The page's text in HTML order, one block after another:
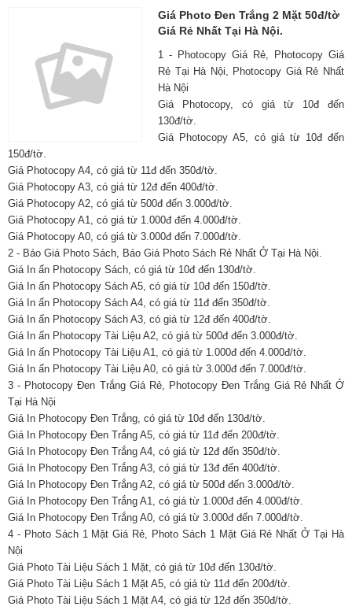
Giá Photo Đen Trắng 2 Mặt 50đ/tờ
Giá Rẻ Nhất Tại Hà Nội.
1 - Photocopy Giá Rẻ, Photocopy Giá
Rẻ Tại Hà Nội, Photocopy Giá Rẻ Nhất
Hà Nội
Giá Photocopy, có giá từ 10đ đến
130đ/tờ.
Giá Photocopy A5, có giá từ 10đ đến
150đ/tờ.
Giá Photocopy A4, có giá từ 11đ đến 350đ/tờ.
Giá Photocopy A3, có giá từ 12đ đến 400đ/tờ.
Giá Photocopy A2, có giá từ 500đ đến 3.000đ/tờ.
Giá Photocopy A1, có giá từ 1.000đ đến 4.000đ/tờ.
Giá Photocopy A0, có giá từ 3.000đ đến 7.000đ/tờ.
2 - Báo Giá Photo Sách, Báo Giá Photo Sách Rẻ Nhất Ở Tại Hà Nội.
Giá In ấn Photocopy Sách, có giá từ 10đ đến 130đ/tờ.
Giá In ấn Photocopy Sách A5, có giá từ 10đ đến 150đ/tờ.
Giá In ấn Photocopy Sách A4, có giá từ 11đ đến 350đ/tờ.
Giá In ấn Photocopy Sách A3, có giá từ 12đ đến 400đ/tờ.
Giá In ấn Photocopy Tài Liệu A2, có giá từ 500đ đến 3.000đ/tờ.
Giá In ấn Photocopy Tài Liệu A1, có giá từ 1.000đ đến 4.000đ/tờ.
Giá In ấn Photocopy Tài Liệu A0, có giá từ 3.000đ đến 7.000đ/tờ.
3 - Photocopy Đen Trắng Giá Rẻ, Photocopy Đen Trắng Giá Rẻ Nhất Ở
Tại Hà Nội
Giá In Photocopy Đen Trắng, có giá từ 10đ đến 130đ/tờ.
Giá In Photocopy Đen Trắng A5, có giá từ 11đ đến 200đ/tờ.
Giá In Photocopy Đen Trắng A4, có giá từ 12đ đến 350đ/tờ.
Giá In Photocopy Đen Trắng A3, có giá từ 13đ đến 400đ/tờ.
Giá In Photocopy Đen Trắng A2, có giá từ 500đ đến 3.000đ/tờ.
Giá In Photocopy Đen Trắng A1, có giá từ 1.000đ đến 4.000đ/tờ.
Giá In Photocopy Đen Trắng A0, có giá từ 3.000đ đến 7.000đ/tờ.
4 - Photo Sách 1 Mặt Giá Rẻ, Photo Sách 1 Mặt Giá Rẻ Nhất Ở Tại Hà
Nội
Giá Photo Tài Liệu Sách 1 Mặt, có giá từ 10đ đến 130đ/tờ.
Giá Photo Tài Liệu Sách 1 Mặt A5, có giá từ 11đ đến 200đ/tờ.
Giá Photo Tài Liệu Sách 1 Mặt A4, có giá từ 12đ đến 350đ/tờ.